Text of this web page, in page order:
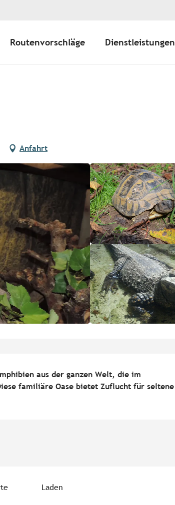
Routenvorschläge Dienstleistungen
Anfahrt
aus der ganzen Welt, die im
familiäre Oase bietet Zuflucht für seltene
Laden